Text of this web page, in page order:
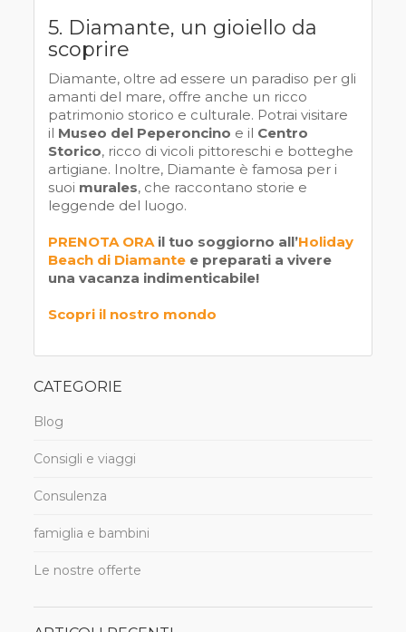
5. Diamante, un gioiello da
scoprire
Diamante, oltre ad essere un paradiso per gli
amanti del mare, offre anche un ricco
patrimonio storico e culturale. Potrai visitare
il Museo del Peperoncino e il Centro
Storico, ricco di vicoli pittoreschi e botteghe
artigiane. Inoltre, Diamante è famosa per i
suoi murales, che raccontano storie e
leggende del luogo.
PRENOTA ORAil tuo soggiorno all’Holiday
Beach di Diamante e preparati a vivere
una vacanza indimenticabile!
Scopri il nostro mondo
CATEGORIE
Blog
Consigli e viaggi
Consulenza
famiglia e bambini
Le nostre offerte